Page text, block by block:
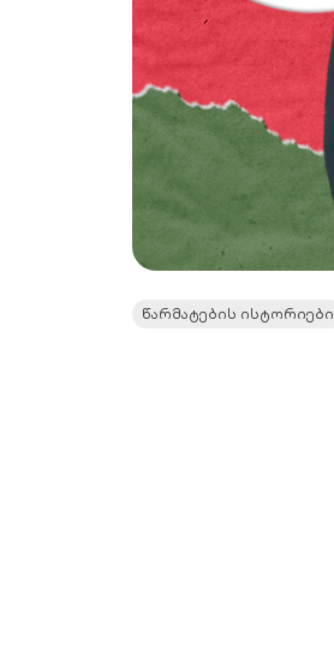
წარმატების ისტორიები